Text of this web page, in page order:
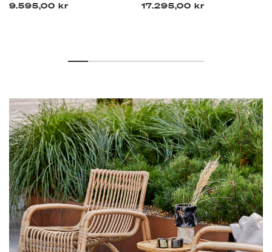
9.595,00 kr
17.295,00 kr